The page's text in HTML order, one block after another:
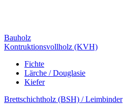
Bauholz
Kontruktionsvollholz (KVH)
Fichte
Lärche / Douglasie
Kiefer
Brettschichtholz (BSH) / Leimbinder